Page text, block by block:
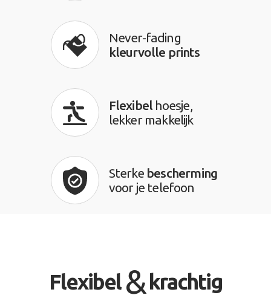
Never-fading
kleurvolle prints
Flexibelhoesje,
lekker makkelijk
Sterke bescherming
voor je telefoon
Flexibel &krachtig